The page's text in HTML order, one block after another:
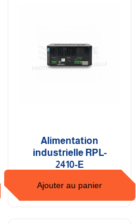
Alimentation
industrielle RPL-
2410-E
Ajouter au panier